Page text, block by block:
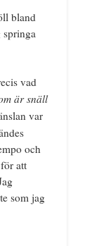
bland
vad
är snäll
var
och
att
som jag